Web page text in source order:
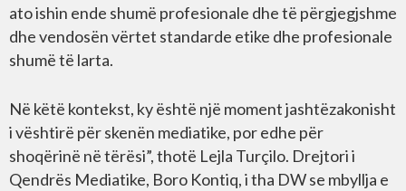
ato ishin ende shumë profesionale dhe të përgjegjshme
dhe vendosën vërtet standarde etike dhe profesionale
shumë të larta.
Në këtë kontekst, ky është një moment jashtëzakonisht
i vështirë për skenën mediatike, por edhe për
shoqërinë në tërësi”, thotë Lejla Turçilo. Drejtori i
Qendrës Mediatike, Boro Kontiq, i tha DW se mbyllja e